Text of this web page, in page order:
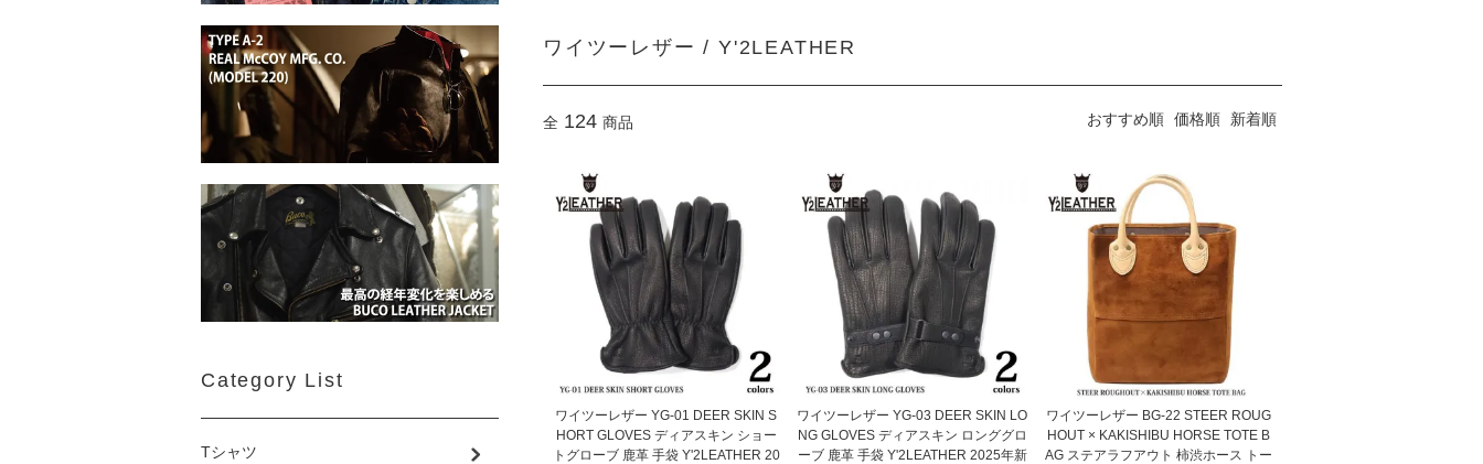
ワイツーレザー / Y'2LEATHER
全 124 商品 おすすめ順 価格順 新着順
ワイツーレザー YG-01 DEER SKIN S
HORT GLOVES ディアスキン ショー
トグローブ 鹿革 手袋 Y'2LEATHER 20
ワイツーレザー YG-03 DEER SKIN LO
NG GLOVES ディアスキン ロンググロ
ーブ 鹿革 手袋 Y'2LEATHER 2025年新
ワイツーレザー BG-22 STEER ROUG
HOUT × KAKISHIBU HORSE TOTE B
AG ステアラフアウト 柿渋ホース トー
Category List
Tシャツ